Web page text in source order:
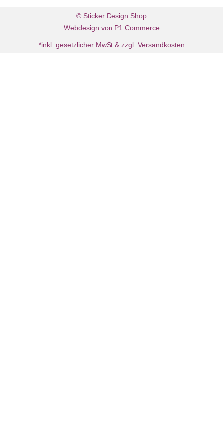
© Sticker Design Shop
Webdesign von P1 Commerce
*inkl. gesetzlicher MwSt & zzgl. Versandkosten